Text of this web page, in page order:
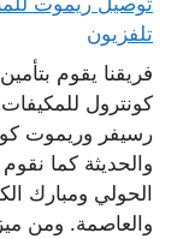
تلفزيون
فريقنا يقوم
كونترول
رسيفر وريموت
والحديثة كما
الحولي ومبارك
والعاصمة. ومن